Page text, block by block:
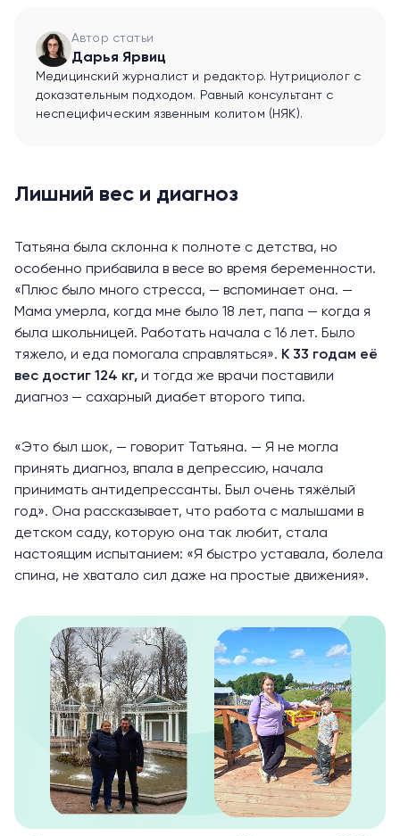
Автор статьи
Дарья Ярвиц
Медицинский журналист и редактор. Нутрициолог с
доказательным подходом. Равный консультант с
неспецифическим язвенным колитом (НЯК).
Лишний вес и диагноз
Татьяна была склонна к полноте с детства, но
особенно прибавила в весе во время беременности.
«Плюс было много стресса, — вспоминает она. —
Мама умерла, когда мне было 18 лет, папа — когда я
была школьницей. Работать начала с 16 лет. Было
тяжело, и еда помогала справляться». К 33 годам её
вес достиг 124 кг, и тогда же врачи поставили
диагноз — сахарный диабет второго типа.
«Это был шок, — говорит Татьяна. — Я не могла
принять диагноз, впала в депрессию, начала
принимать антидепрессанты. Был очень тяжёлый
год». Она рассказывает, что работа с малышами в
детском саду, которую она так любит, стала
настоящим испытанием: «Я быстро уставала, болела
спина, не хватало сил даже на простые движения».